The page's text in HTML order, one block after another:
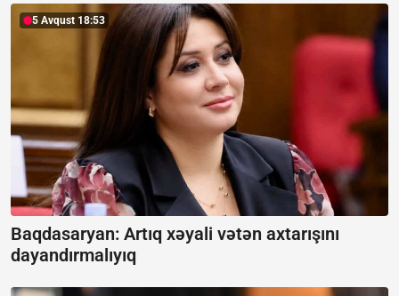
5 Avqust 18:53
Baqdasaryan: Artıq xəyali vətən axtarışını
dayandırmalıyıq